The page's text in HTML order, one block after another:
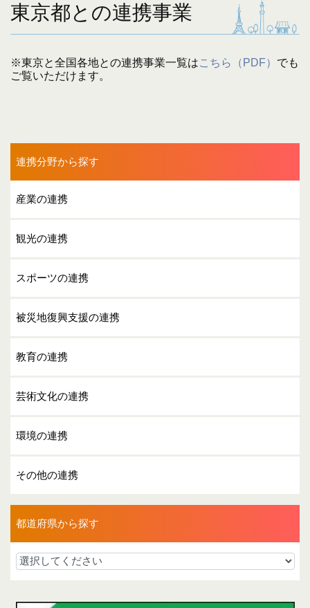
京都府
大阪府
兵庫県
奈良県
和歌山県
鳥取県
香川県
愛媛県
高知県
福岡県
熊本県
大分県
東京都との連携事業
※東京と全国各地との連携事業一覧はこちら（PDF） でも
ご覧いただけます。
連携分野から探す
産業の連携
観光の連携
スポーツの連携
被災地復興支援の連携
教育の連携
芸術文化の連携
環境の連携
その他の連携
都道府県から探す